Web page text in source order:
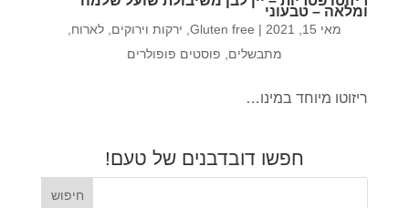
ומלאה – טבעוני
מאי 15, 2021 |
Gluten free ירקות וירוקים לארוח
מתבשלים
פוסטים פופולרים
ריזוטו מיוחד במינו…
חפשו דובדבנים של טעם!